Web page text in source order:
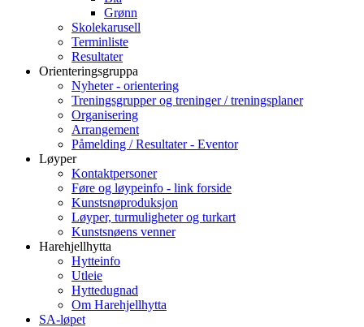
Grønn
Skolekarusell
Terminliste
Resultater
Orienteringsgruppa
Nyheter - orientering
Treningsgrupper og treninger / treningsplaner
Organisering
Arrangement
Påmelding / Resultater - Eventor
Løyper
Kontaktpersoner
Føre og løypeinfo - link forside
Kunstsnøproduksjon
Løyper, turmuligheter og turkart
Kunstsnøens venner
Harehjellhytta
Hytteinfo
Utleie
Hyttedugnad
Om Harehjellhytta
SA-løpet